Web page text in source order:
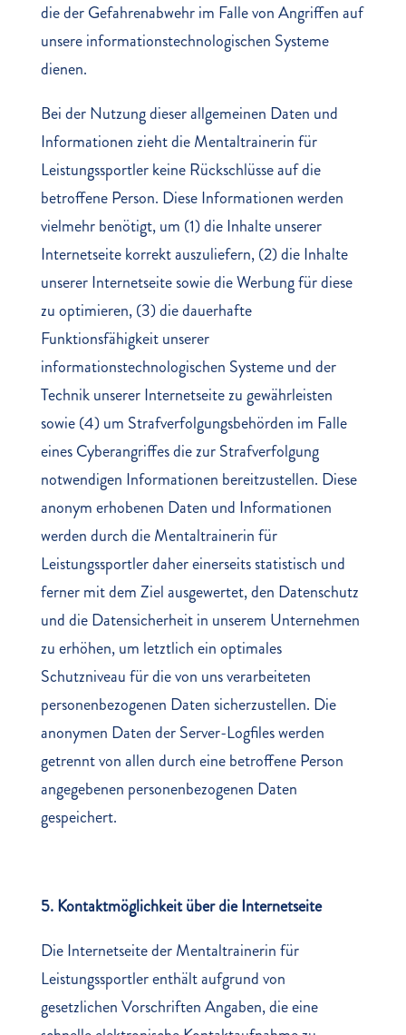
die der Gefahrenabwehr im Falle von Angriffen auf
unsere informationstechnologischen Systeme
dienen.
Bei der Nutzung dieser allgemeinen Daten und
Informationen zieht die Mentaltrainerin für
Leistungssportler keine Rückschlüsse auf die
betroffene Person. Diese Informationen werden
vielmehr benötigt, um (1) die Inhalte unserer
Internetseite korrekt auszuliefern, (2) die Inhalte
unserer Internetseite sowie die Werbung für diese
zu optimieren, (3) die dauerhafte
Funktionsfähigkeit unserer
informationstechnologischen Systeme und der
Technik unserer Internetseite zu gewährleisten
sowie (4) um Strafverfolgungsbehörden im Falle
eines Cyberangriffes die zur Strafverfolgung
notwendigen Informationen bereitzustellen. Diese
anonym erhobenen Daten und Informationen
werden durch die Mentaltrainerin für
Leistungssportler daher einerseits statistisch und
ferner mit dem Ziel ausgewertet, den Datenschutz
und die Datensicherheit in unserem Unternehmen
zu erhöhen, um letztlich ein optimales
Schutzniveau für die von uns verarbeiteten
personenbezogenen Daten sicherzustellen. Die
anonymen Daten der Server-Logfiles werden
getrennt von allen durch eine betroffene Person
angegebenen personenbezogenen Daten
gespeichert.
5. Kontaktmöglichkeit über die Internetseite
Die Internetseite der Mentaltrainerin für
Leistungssportler enthält aufgrund von
gesetzlichen Vorschriften Angaben, die eine